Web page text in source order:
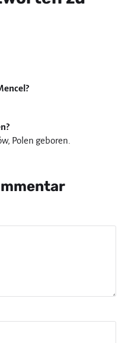
Polen geboren.